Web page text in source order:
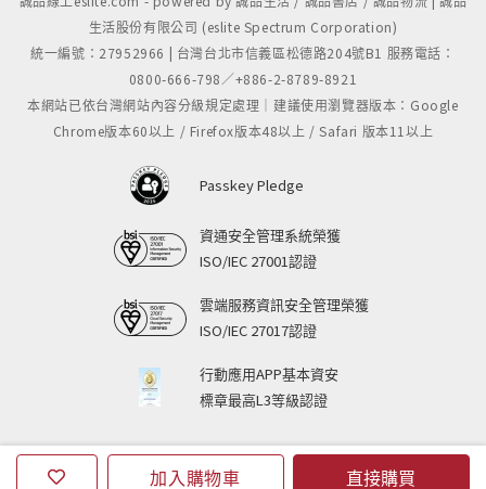
加入購物車 直接購買
生活股份有限公司 (eslite Spectrum Corporation)
統一編號：27952966 | 台灣台北市信義區松德路204號B1 服務電話：
0800-666-798／+886-2-8789-8921
本網站已依台灣網站內容分級規定處理｜建議使用瀏覽器版本：Google
Chrome版本60以上 / Firefox版本48以上 / Safari 版本11以上
Passkey Pledge
資通安全管理系統榮獲
ISO/IEC 27001認證
雲端服務資訊安全管理榮獲
ISO/IEC 27017認證
行動應用APP基本資安
標章最高L3等級認證